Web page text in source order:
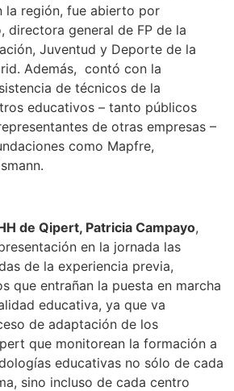
la región, fue abierto por
directora general de FP de la
Juventud y Deporte de la
Además, contó con la
de técnicos de la
educativos – tanto públicos
de otras empresas –
como Mapfre,
de Qipert, Patricia Campayo,
en la jornada las
de la experiencia previa,
que entrañan la puesta en marcha
educativa, ya que va
de adaptación de los
que monitorean la formación a
educativas no sólo de cada
sino incluso de cada centro